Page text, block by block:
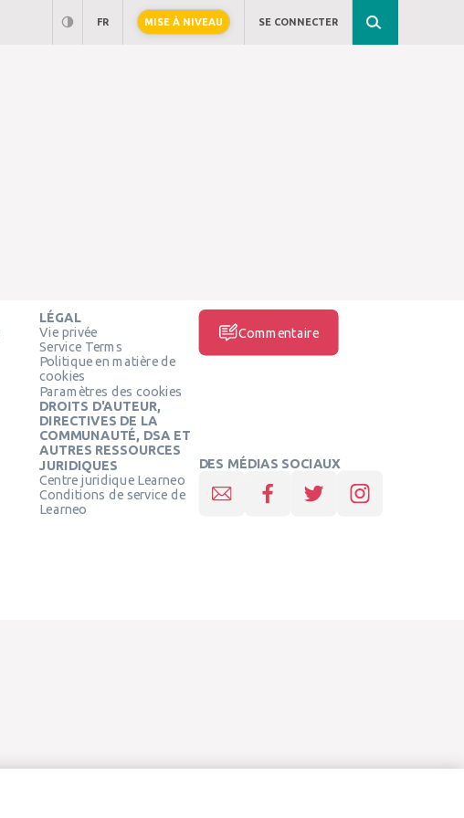
SE CONNECTER
MISE À NIVEAU
FR
LÉGAL
Vie privée
Service Terms
Politique en matière de
cookies
Paramètres des cookies
DROITS D'AUTEUR,
DIRECTIVES DE LA
COMMUNAUTÉ, DSA ET
AUTRES RESSOURCES
JURIDIQUES
Centre juridique Learneo
Conditions de service de
Learneo
Commentaire
DES MÉDIAS SOCIAUX